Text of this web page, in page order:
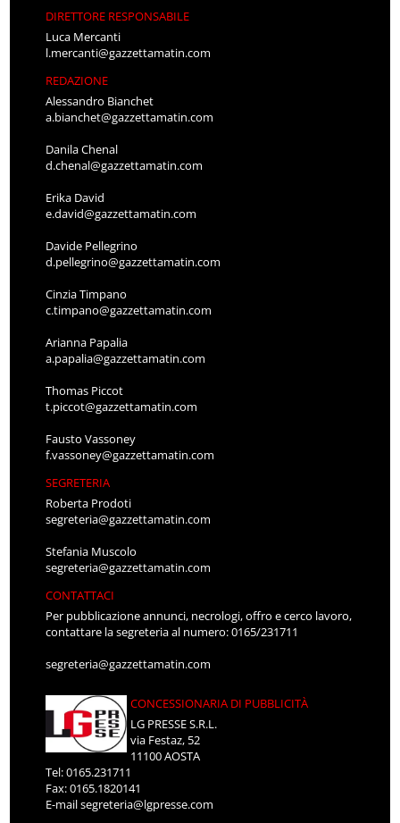
DIRETTORE RESPONSABILE
Luca Mercanti
l.mercanti@gazzettamatin.com
REDAZIONE
Alessandro Bianchet
a.bianchet@gazzettamatin.com
Danila Chenal
d.chenal@gazzettamatin.com
Erika David
e.david@gazzettamatin.com
Davide Pellegrino
d.pellegrino@gazzettamatin.com
Cinzia Timpano
c.timpano@gazzettamatin.com
Arianna Papalia
a.papalia@gazzettamatin.com
Thomas Piccot
t.piccot@gazzettamatin.com
Fausto Vassoney
f.vassoney@gazzettamatin.com
SEGRETERIA
Roberta Prodoti
segreteria@gazzettamatin.com
Stefania Muscolo
segreteria@gazzettamatin.com
CONTATTACI
Per pubblicazione annunci, necrologi, offro e cerco lavoro,
contattare la segreteria al numero: 0165/231711
segreteria@gazzettamatin.com
CONCESSIONARIA DI PUBBLICITÀ
LG PRESSE S.R.L.
via Festaz, 52
11100 AOSTA
Tel: 0165.231711
Fax: 0165.1820141
E-mailsegreteria@lgpresse.com